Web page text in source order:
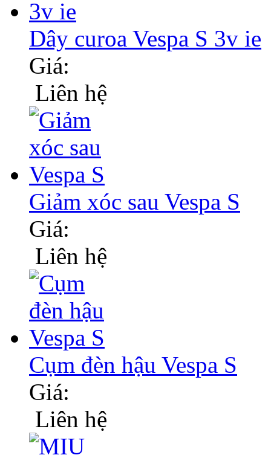
Dây curoa Vespa S 3v ie
Giá:
Liên hệ
Giảm xóc sau Vespa S
Giá:
Liên hệ
Cụm đèn hậu Vespa S
Giá:
Liên hệ